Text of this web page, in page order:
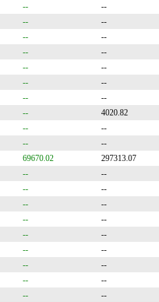
-- --
-- --
-- --
-- --
-- --
-- --
-- --
-- 4020.82
-- --
-- --
69670.02 297313.07
-- --
-- --
-- --
-- --
-- --
-- --
-- --
-- --
-- --